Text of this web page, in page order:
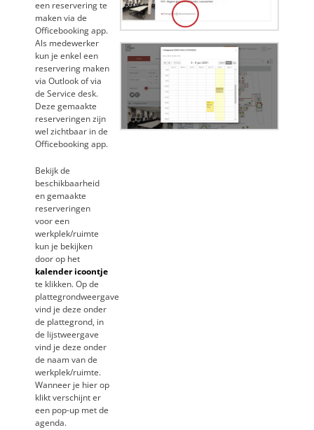
een reservering te
maken via de
Officebooking app.
Als medewerker
kun je enkel een
reservering maken
via Outlook of via
de Service desk.
Deze gemaakte
reserveringen zijn
wel zichtbaar in de
Officebooking app.
Bekijk de
beschikbaarheid
en gemaakte
reserveringen
voor een
werkplek/ruimte
kun je bekijken
door op het
kalender icoontje
te klikken. Op de
plattegrondweergave
vind je deze onder
de plattegrond, in
de lijstweergave
vind je deze onder
de naam van de
werkplek/ruimte.
Wanneer je hier op
klikt verschijnt er
een pop-up met de
agenda.